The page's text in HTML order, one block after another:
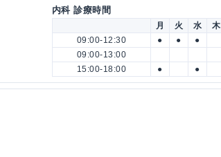
内科 診療時間
月 火 水 木
09:00-12:30
● ●
●
09:00-13:00
15:00-18:00
● ●